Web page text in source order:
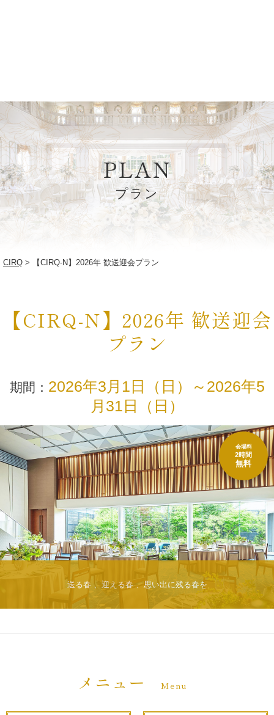
PLAN
プラン
CIRQ 【CIRQ-N】2026年 歓送迎会プラン
【CIRQ-N】2026年 歓送迎会
プラン
期間： 2026年3月1日（日）～2026年5
月31日（日）
会場料
2時間
無料
送る春 、迎える春 、思い出に残る春を
メニュー Menu